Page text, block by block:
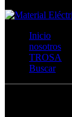
Inicio
nosotros
TROSA
Buscar